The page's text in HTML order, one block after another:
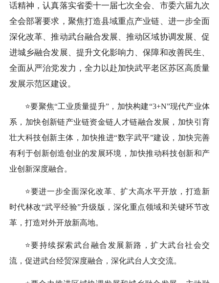
话精神，认真落实省委十一届七次全会、市委六届九次
全会部署要求，聚焦打造县域重点产业链、进一步全面
深化改革、推动武台融合发展、推动区域协调发展、促
进城乡融合发展、提升文化影响力、保障和改善民生、
全面从严治党发力，全力以赴加快武平老区苏区高质量
发展示范区建设。
⭐要聚焦“工业质量提升”，加快构建“3+N”现代产业体
系，加快创新链产业链资金链人才链融合发展，加快引育
壮大科技创新主体，加快推进“数字武平”建设，加快完善
有利于创新创造创业的发展环境，加快推动科技创新和产
业创新深度融合。
⭐要进一步全面深化改革、扩大高水平开放，打造新
时代林改“武平经验”升级版，深化重点领域和关键环节改
革，打造对外开放新高地。
⭐要持续探索武台融合发展新路，扩大武台社会交
流，促进武台经贸深度融合，深化武台人文交流。